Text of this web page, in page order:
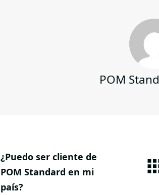
POM
¿Puedo ser cliente de
POM Standard en mi
país?